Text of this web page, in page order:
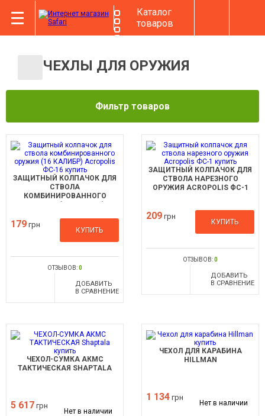
Каталог
товаров
ЧЕХЛЫ ДЛЯ ОРУЖИЯ
Фильтр товаров
ЗАЩИТНЫЙ КОЛПАЧОК ДЛЯ
СТВОЛА
КОМБИНИРОВАННОГО
179 грн
КУПИТЬ
ОТЗЫВОВ:0
ДОБАВИТЬ
В СРАВНЕНИЕ
ЗАЩИТНЫЙ КОЛПАЧОК ДЛЯ
СТВОЛА НАРЕЗНОГО
ОРУЖИЯ ACROPOLIS ФС-1
209 грн
КУПИТЬ
ОТЗЫВОВ:0
ДОБАВИТЬ
В СРАВНЕНИЕ
ЧЕХОЛ-СУМКА АКМС
ТАКТИЧЕСКАЯ SHAPTALA
5 617 грн
Нет в наличии
ЧЕХОЛ ДЛЯ КАРАБИНА
HILLMAN
1 134 грн
Нет в наличии